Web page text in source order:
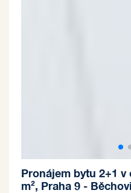
Pronájem bytu 2+1
m², Praha 9 -